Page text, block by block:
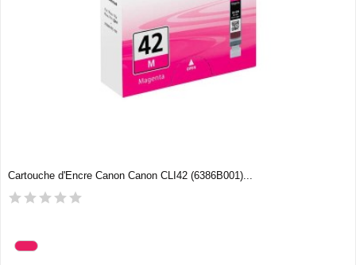
Cartouche d'Encre Canon Canon CLI42 (6386B001)...